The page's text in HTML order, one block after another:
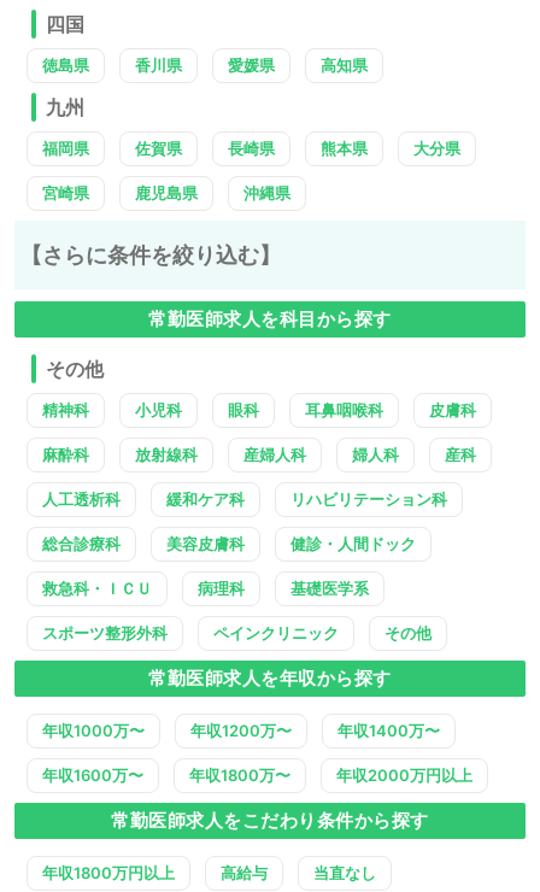
四国
徳島県 香川県 愛媛県 高知県
九州
福岡県 佐賀県 長崎県 熊本県 大分県
宮崎県 鹿児島県 沖縄県
【さらに条件を絞り込む】
常勤医師求人を科目から探す
その他
精神科 小児科 眼科 耳鼻咽喉科 皮膚科
麻酔科 放射線科 産婦人科 婦人科 産科
人工透析科 緩和ケア科 リハビリテーション科
総合診療科 美容皮膚科 健診・人間ドック
救急科・ＩＣＵ 病理科 基礎医学系
スポーツ整形外科 ペインクリニック その他
常勤医師求人を年収から探す
年収1000万〜 年収1200万〜 年収1400万〜
年収1600万〜 年収1800万〜 年収2000万円以上
常勤医師求人をこだわり条件から探す
年収1800万円以上 高給与 当直なし